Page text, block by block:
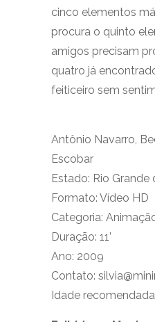
cinco elementos
procura o quinto
amigos precisam
quatro já
feiticeiro sem
Antônio Navarro,
Escobar
Estado: Rio Grande
Formato: Vídeo HD
Categoria:
Duração: 11’
Ano: 2009
Contato:
Idade